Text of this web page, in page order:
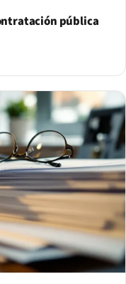
pública